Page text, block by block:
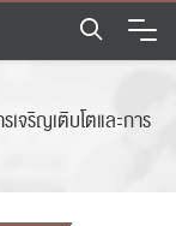
จริญเติบโตและการ